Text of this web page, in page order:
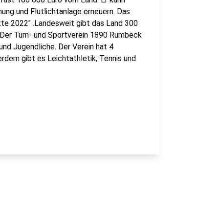
und Flutlichtanlage erneuern. Das
2022" .Landesweit gibt das Land 300
Turn- und Sportverein 1890 Rumbeck
Jugendliche. Der Verein hat 4
gibt es Leichtathletik, Tennis und